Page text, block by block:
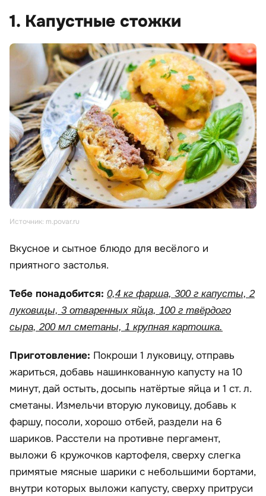
1. Капустные стожки
Источник: m.povar.ru
Вкусное и сытное блюдо для весёлого и
приятного застолья.
Тебе понадобится: 0,4 кг фарша, 300 г капусты, 2
луковицы, 3 отваренных яйца, 100 г твёрдого
сыра, 200 мл сметаны, 1 крупная картошка.
Приготовление: Покроши 1 луковицу, отправь
жариться, добавь нашинкованную капусту на 10
минут, дай остыть, досыпь натёртые яйца и 1 ст. л.
сметаны. Измельчи вторую луковицу, добавь к
фаршу, посоли, хорошо отбей, раздели на 6
шариков. Расстели на противне пергамент,
выложи 6 кружочков картофеля, сверху слегка
примятые мясные шарики с небольшими бортами,
внутри которых выложи капусту, сверху притруси